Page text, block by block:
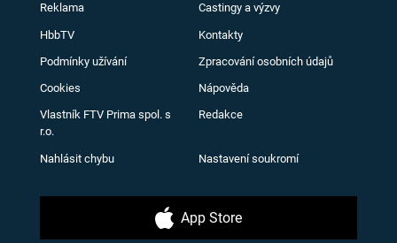
Reklama Castingy a výzvy
HbbTV Kontakty
Podmínky užívání Zpracování osobních údajů
Cookies Nápověda
Vlastník FTV Prima spol. s
r.o.
Redakce
Nahlásit chybu Nastavení soukromí
App Store